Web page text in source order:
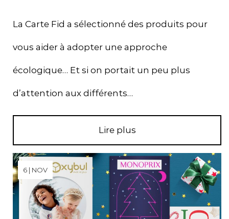
La Carte Fid a sélectionné des produits pour
vous aider à adopter une approche
écologique… Et si on portait un peu plus
d’attention aux différents…
Lire plus
6 | NOV